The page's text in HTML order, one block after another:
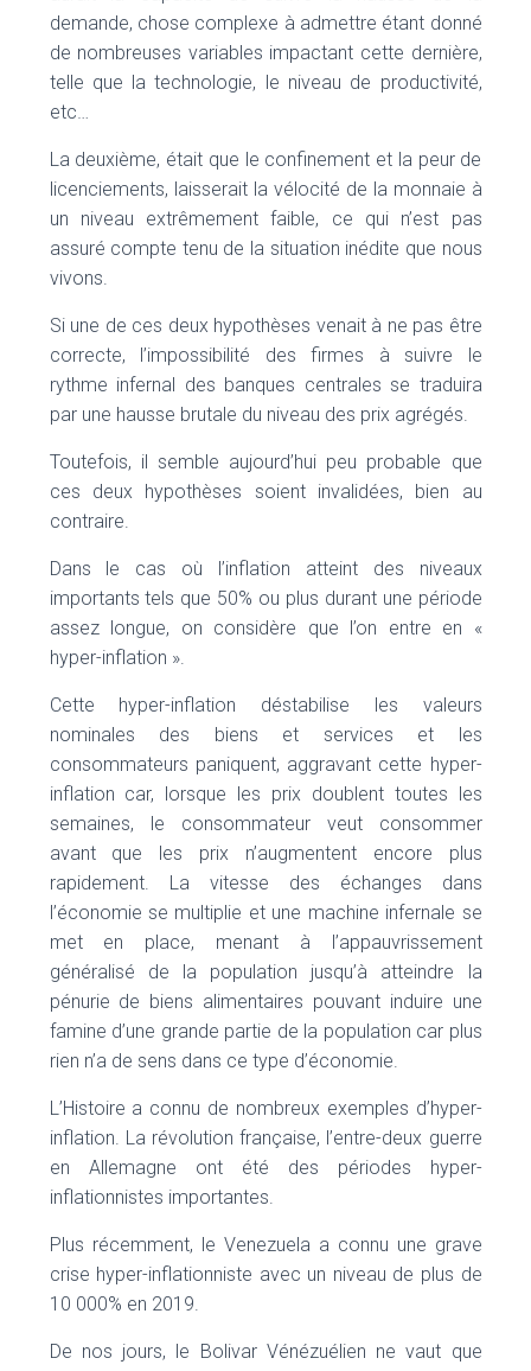
demande, chose complexe à admettre étant donné
de nombreuses variables impactant cette dernière,
telle que la technologie, le niveau de productivité,
etc…
La deuxième, était que le confinement et la peur de
licenciements, laisserait la vélocité de la monnaie à
un niveau extrêmement faible, ce qui n’est pas
assuré compte tenu de la situation inédite que nous
vivons.
Si une de ces deux hypothèses venait à ne pas être
correcte, l’impossibilité des firmes à suivre le
rythme infernal des banques centrales se traduira
par une hausse brutale du niveau des prix agrégés.
Toutefois, il semble aujourd’hui peu probable que
ces deux hypothèses soient invalidées, bien au
contraire.
Dans le cas où l’inflation atteint des niveaux
importants tels que 50% ou plus durant une période
assez longue, on considère que l’on entre en «
hyper-inflation ».
Cette hyper-inflation déstabilise les valeurs
nominales des biens et services et les
consommateurs paniquent, aggravant cette hyper-
inflation car, lorsque les prix doublent toutes les
semaines, le consommateur veut consommer
avant que les prix n’augmentent encore plus
rapidement. La vitesse des échanges dans
l’économie se multiplie et une machine infernale se
met en place, menant à l’appauvrissement
généralisé de la population jusqu’à atteindre la
pénurie de biens alimentaires pouvant induire une
famine d’une grande partie de la population car plus
rien n’a de sens dans ce type d’économie.
L’Histoire a connu de nombreux exemples d’hyper-
inflation. La révolution française, l’entre-deux guerre
en Allemagne ont été des périodes hyper-
inflationnistes importantes.
Plus récemment, le Venezuela a connu une grave
crise hyper-inflationniste avec un niveau de plus de
10 000% en 2019.
De nos jours, le Bolivar Vénézuélien ne vaut que